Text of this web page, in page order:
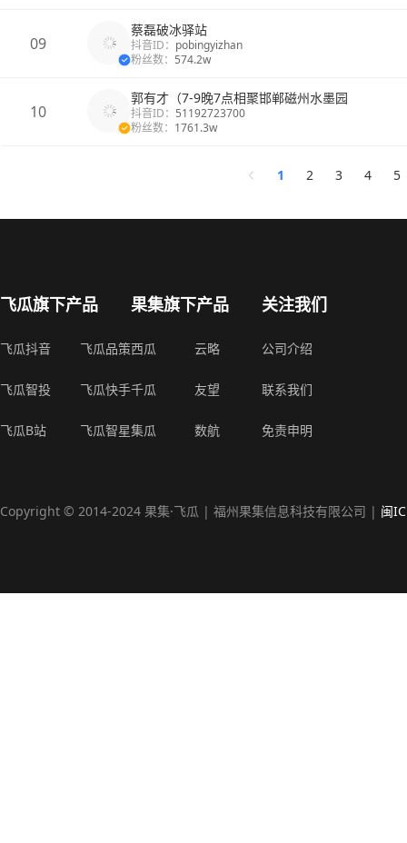
09
蔡磊破冰驿站
抖音ID： pobingyizhan
粉丝数： 574.2w
10
郭有才（7-9晚7点相聚邯郸磁州水墨园
抖音ID： 51192723700
粉丝数： 1761.3w
1 2 3 4 5
飞瓜旗下产品
飞瓜抖音 飞瓜品策
飞瓜智投 飞瓜快手
飞瓜B站 飞瓜智星
果集旗下产品
西瓜 云略
千瓜 友望
集瓜 数航
关注我们
公司介绍
联系我们
免责申明
Copyright © 2014-2024 果集·飞瓜 | 福州果集信息科技有限公司 | 闽